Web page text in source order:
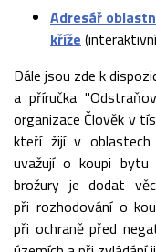
Adresář
kříže
Dále jsou zde k
a příručka
organizace Člověk v
kteří žijí v oblastech
uvažují o koupi bytu
brožury je dodat
při rozhodování o
při ochraně před